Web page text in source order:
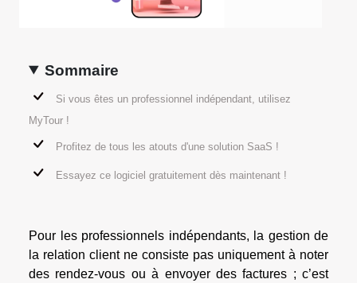
Sommaire
Si vous êtes un professionnel indépendant, utilisez
MyTour !
Profitez de tous les atouts d'une solution SaaS !
Essayez ce logiciel gratuitement dès maintenant !
Pour les professionnels indépendants, la gestion de
la relation client ne consiste pas uniquement à noter
des rendez-vous ou à envoyer des factures ; c’est